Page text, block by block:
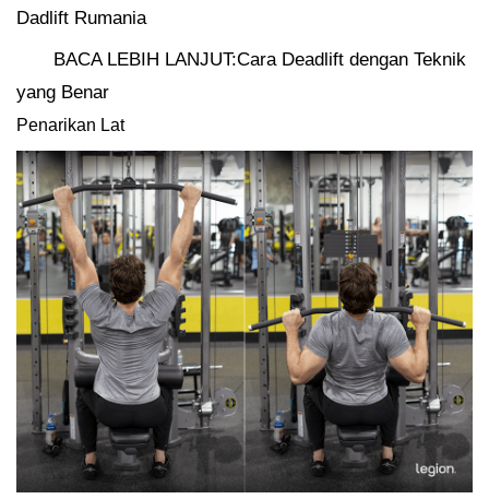
Dadlift Rumania
BACA LEBIH LANJUT:Cara Deadlift dengan Teknik
yang Benar
Penarikan Lat